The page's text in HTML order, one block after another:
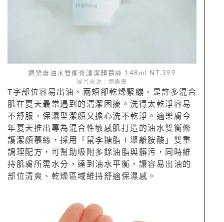
適樂膚油水雙衡修護潔顏慕絲 148ml NT.399
圖片來源：適樂膚
T字部位容易出油、兩頰卻乾燥緊繃，是許多混合
肌在夏天最常遇到的清潔困擾。洗得太乾淨容易
不舒服，保濕型潔顏又擔心洗不乾淨。適樂膚今
年夏天推出專為混合性敏感肌打造的油水雙衡修
護潔顏慕絲，採用「鼠李糖脂＋聚離胺酸」雙重
調理配方，可幫助吸附多餘油脂與髒污，同時維
持肌膚所需水分，達到油水平衡，讓容易出油的
部位清爽、乾燥區域維持舒適保濕感。